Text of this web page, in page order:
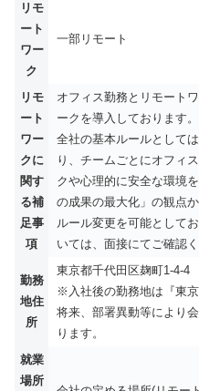
リモ
ート
ワー
ク
一部リモート
リモ
ート
ワー
クに
関す
る補
足事
項
オフィス勤務とリモート
ークを導入しております。
全社の基本ルールとして
り、チームごとにオフィ
クや心理的に安全な環境
の成果の最大化」の観点
ルール変更を可能として
いては、面接にてご確認く
勤務
地住
所
東京都千代田区麹町1-4-4
※入社後の勤務地は『東京
将来、部署異動等により
ります。
就業
場所